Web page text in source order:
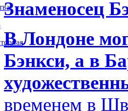
Знаменосец
В Лондоне
Бэнкси, а в
временем в